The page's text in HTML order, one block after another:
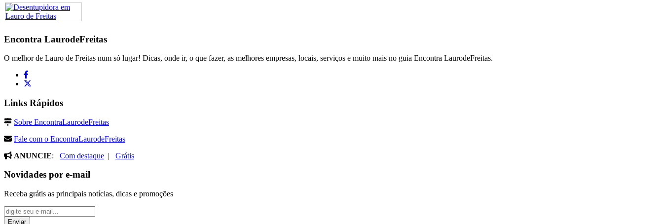
Encontra LaurodeFreitas
O melhor de Lauro de Freitas num só lugar! Dicas, onde ir, o que fazer, as melhores empresas, locais, serviços e muito mais no guia Encontra LaurodeFreitas.
Links Rápidos
Sobre EncontraLaurodeFreitas
Fale com o EncontraLaurodeFreitas
ANUNCIE: Com destaque | Grátis
Novidades por e-mail
Receba grátis as principais notícias, dicas e promoções